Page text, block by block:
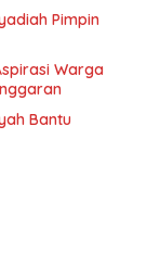
Pimpin
Warga
Bantu